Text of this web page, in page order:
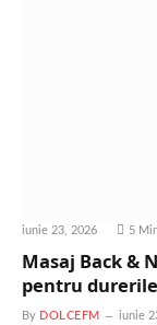
iunie 23, 2026 5
Masaj Back &
pentru
By DOLCEFM iunie